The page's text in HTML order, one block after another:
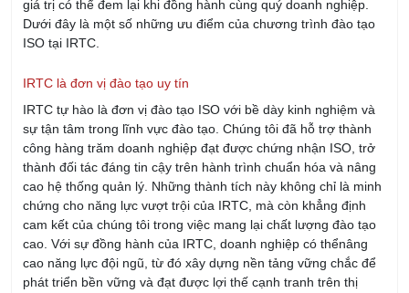
Gửi
LIÊN HỆ TƯ VẤN
Hồ Chí Minh - Đà Nẵng - Hà Nội
028 667 02879
0902 419 079
daotao@irtc.edu.vn
daotaoquanly.irtc@gmail.com